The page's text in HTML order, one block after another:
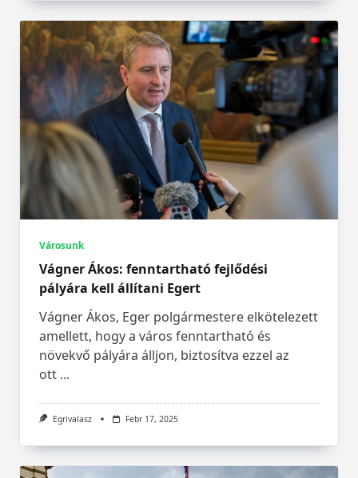
Városunk
Vágner Ákos: fenntartható fejlődési
pályára kell állítani Egert
Vágner Ákos, Eger polgármestere elkötelezett
amellett, hogy a város fenntartható és
növekvő pályára álljon, biztosítva ezzel az
ott ...
Egrivalasz Febr 17, 2025